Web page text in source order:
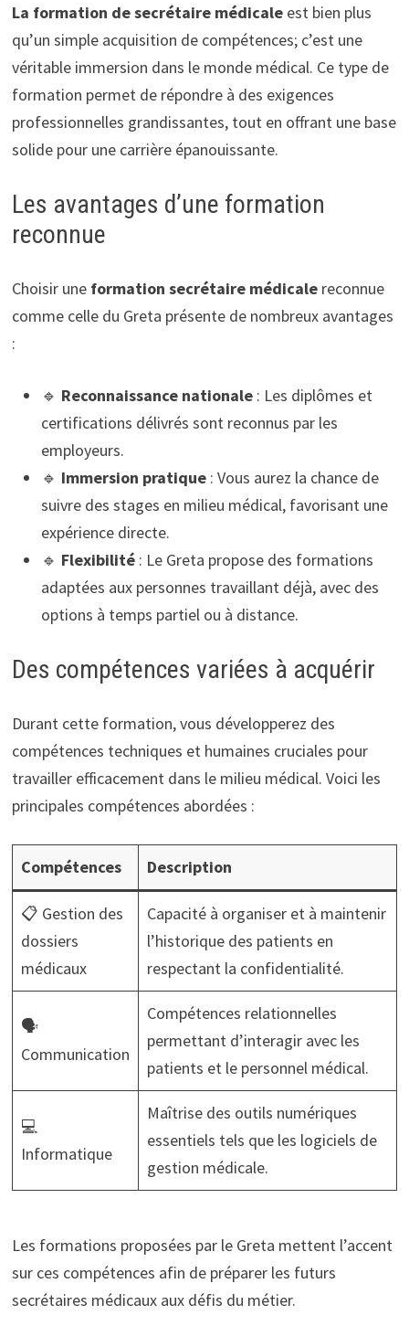
La formation de secrétaire médicaleest bien plus
qu’un simple acquisition de compétences; c’est une
véritable immersion dans le monde médical. Ce type de
formation permet de répondre à des exigences
professionnelles grandissantes, tout en offrant une base
solide pour une carrière épanouissante.
Les avantages d’une formation
reconnue
Choisir une formation secrétaire médicalereconnue
comme celle du Greta présente de nombreux avantages
:
🔹 Reconnaissance nationale: Les diplômes et
certifications délivrés sont reconnus par les
employeurs.
🔹 Immersion pratique: Vous aurez la chance de
suivre des stages en milieu médical, favorisant une
expérience directe.
🔹 Flexibilité: Le Greta propose des formations
adaptées aux personnes travaillant déjà, avec des
options à temps partiel ou à distance.
Des compétences variées à acquérir
Durant cette formation, vous développerez des
compétences techniques et humaines cruciales pour
travailler efficacement dans le milieu médical. Voici les
principales compétences abordées :
Compétences Description
📋 Gestion des
dossiers
médicaux
Capacité à organiser et à maintenir
l’historique des patients en
respectant la confidentialité.
🗣️
Communication
Compétences relationnelles
permettant d’interagir avec les
patients et le personnel médical.
💻
Informatique
Maîtrise des outils numériques
essentiels tels que les logiciels de
gestion médicale.
Les formations proposées par le Greta mettent l’accent
sur ces compétences afin de préparer les futurs
secrétaires médicaux aux défis du métier.